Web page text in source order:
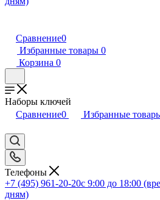
Сравнение0
Избранные товары 0
Корзина 0
Наборы ключей
Сравнение0 Избранные
Телефоны
+7 (495) 961-20-20с 9:00 до 18:00
дням)